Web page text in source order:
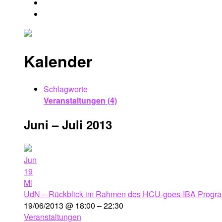
Kalender
Schlagworte
Veranstaltungen (4)
Juni – Juli 2013
Jun
19
Mi
UdN – Rückblick im Rahmen des HCU-goes-IBA
19/06/2013 @ 18:00 – 22:30
Veranstaltungen